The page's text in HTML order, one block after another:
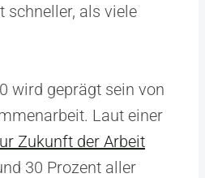
schneller, als viele
wird geprägt sein von
Laut einer
Zukunft der Arbeit
30 Prozent aller